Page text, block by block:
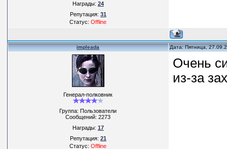
Награды:24
Репутация:31
Статус:Offline
impleada Дата: Пятница,
Генерал-полковник
Группа: Пользователи
Сообщений:2273
Награды:17
Репутация:21
Статус:Offline
Очень
из-за